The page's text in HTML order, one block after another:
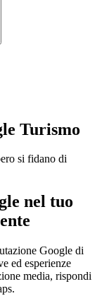
Turismo
si fidano di
nel tuo
Google di
ed esperienze
media, rispondi